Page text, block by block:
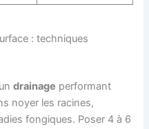
: techniques
drainage performant
noyer les racines,
fongiques. Poser 4 à 6